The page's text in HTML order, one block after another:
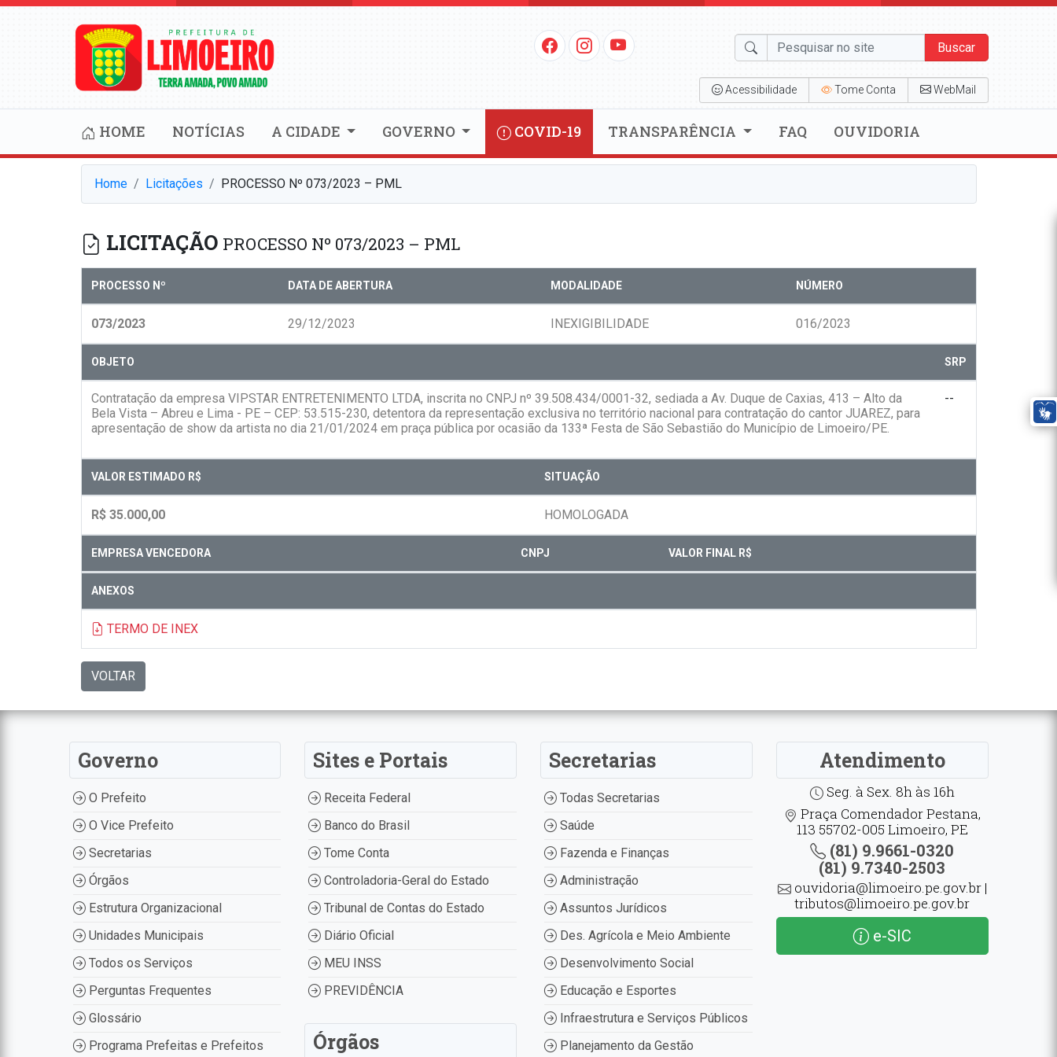
Buscar
Acessibilidade Tome Conta WebMail
HOME NOTÍCIAS A CIDADE GOVERNO COVID-19 TRANSPARÊNCIA FAQ OUVIDORIA
Home Licitações PROCESSO Nº 073/2023 – PML
LICITAÇÃO PROCESSO Nº 073/2023 – PML
PROCESSO Nº DATA DE ABERTURA MODALIDADE NÚMERO
073/2023 29/12/2023 INEXIGIBILIDADE 016/2023
OBJETO SRP
Contratação da empresa VIPSTAR ENTRETENIMENTO LTDA, inscrita no CNPJ nº 39.508.434/0001-32, sediada a Av. Duque de Caxias, 413 – Alto da
Bela Vista – Abreu e Lima - PE – CEP: 53.515-230, detentora da representação exclusiva no território nacional para contratação do cantor JUAREZ, para
apresentação de show da artista no dia 21/01/2024 em praça pública por ocasião da 133ª Festa de São Sebastião do Município de Limoeiro/PE.
--
VALOR ESTIMADO R$ SITUAÇÃO
R$ 35.000,00 HOMOLOGADA
EMPRESA VENCEDORA CNPJ VALOR FINAL R$
ANEXOS
TERMO DE INEX
VOLTAR
Governo
O Prefeito
O Vice Prefeito
Secretarias
Órgãos
Estrutura Organizacional
Unidades Municipais
Todos os Serviços
Perguntas Frequentes
Glossário
Programa Prefeitas e Prefeitos
Sites e Portais
Receita Federal
Banco do Brasil
Tome Conta
Controladoria-Geral do Estado
Tribunal de Contas do Estado
Diário Oficial
MEU INSS
PREVIDÊNCIA
Órgãos
Secretarias
Todas Secretarias
Saúde
Fazenda e Finanças
Administração
Assuntos Jurídicos
Des. Agrícola e Meio Ambiente
Desenvolvimento Social
Educação e Esportes
Infraestrutura e Serviços Públicos
Planejamento da Gestão
Atendimento
Seg. à Sex. 8h às 16h
Praça Comendador Pestana,
113 55702-005 Limoeiro, PE
(81) 9.9661-0320
(81) 9.7340-2503
ouvidoria@limoeiro.pe.gov.br |
tributos@limoeiro.pe.gov.br
e-SIC